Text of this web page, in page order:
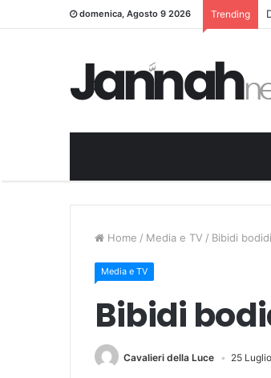
domenica, Agosto 9 2026 Trending
Home / Media e TV / Bibidi
Media e TV
Bibidi
Cavalieri della Luce 25